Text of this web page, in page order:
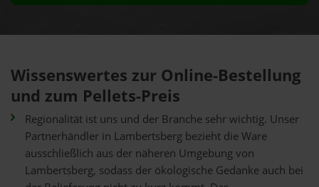
Wissenswertes zur Online-Bestellung
und zum Pellets-Preis
Regionalität ist uns und der Branche sehr wichtig. Unser
Partnerhändler in Lambertsberg bezieht die Ware
ausschließlich aus der näheren Umgebung von
Lambertsberg, sodass der ökologische Gedanke auch bei